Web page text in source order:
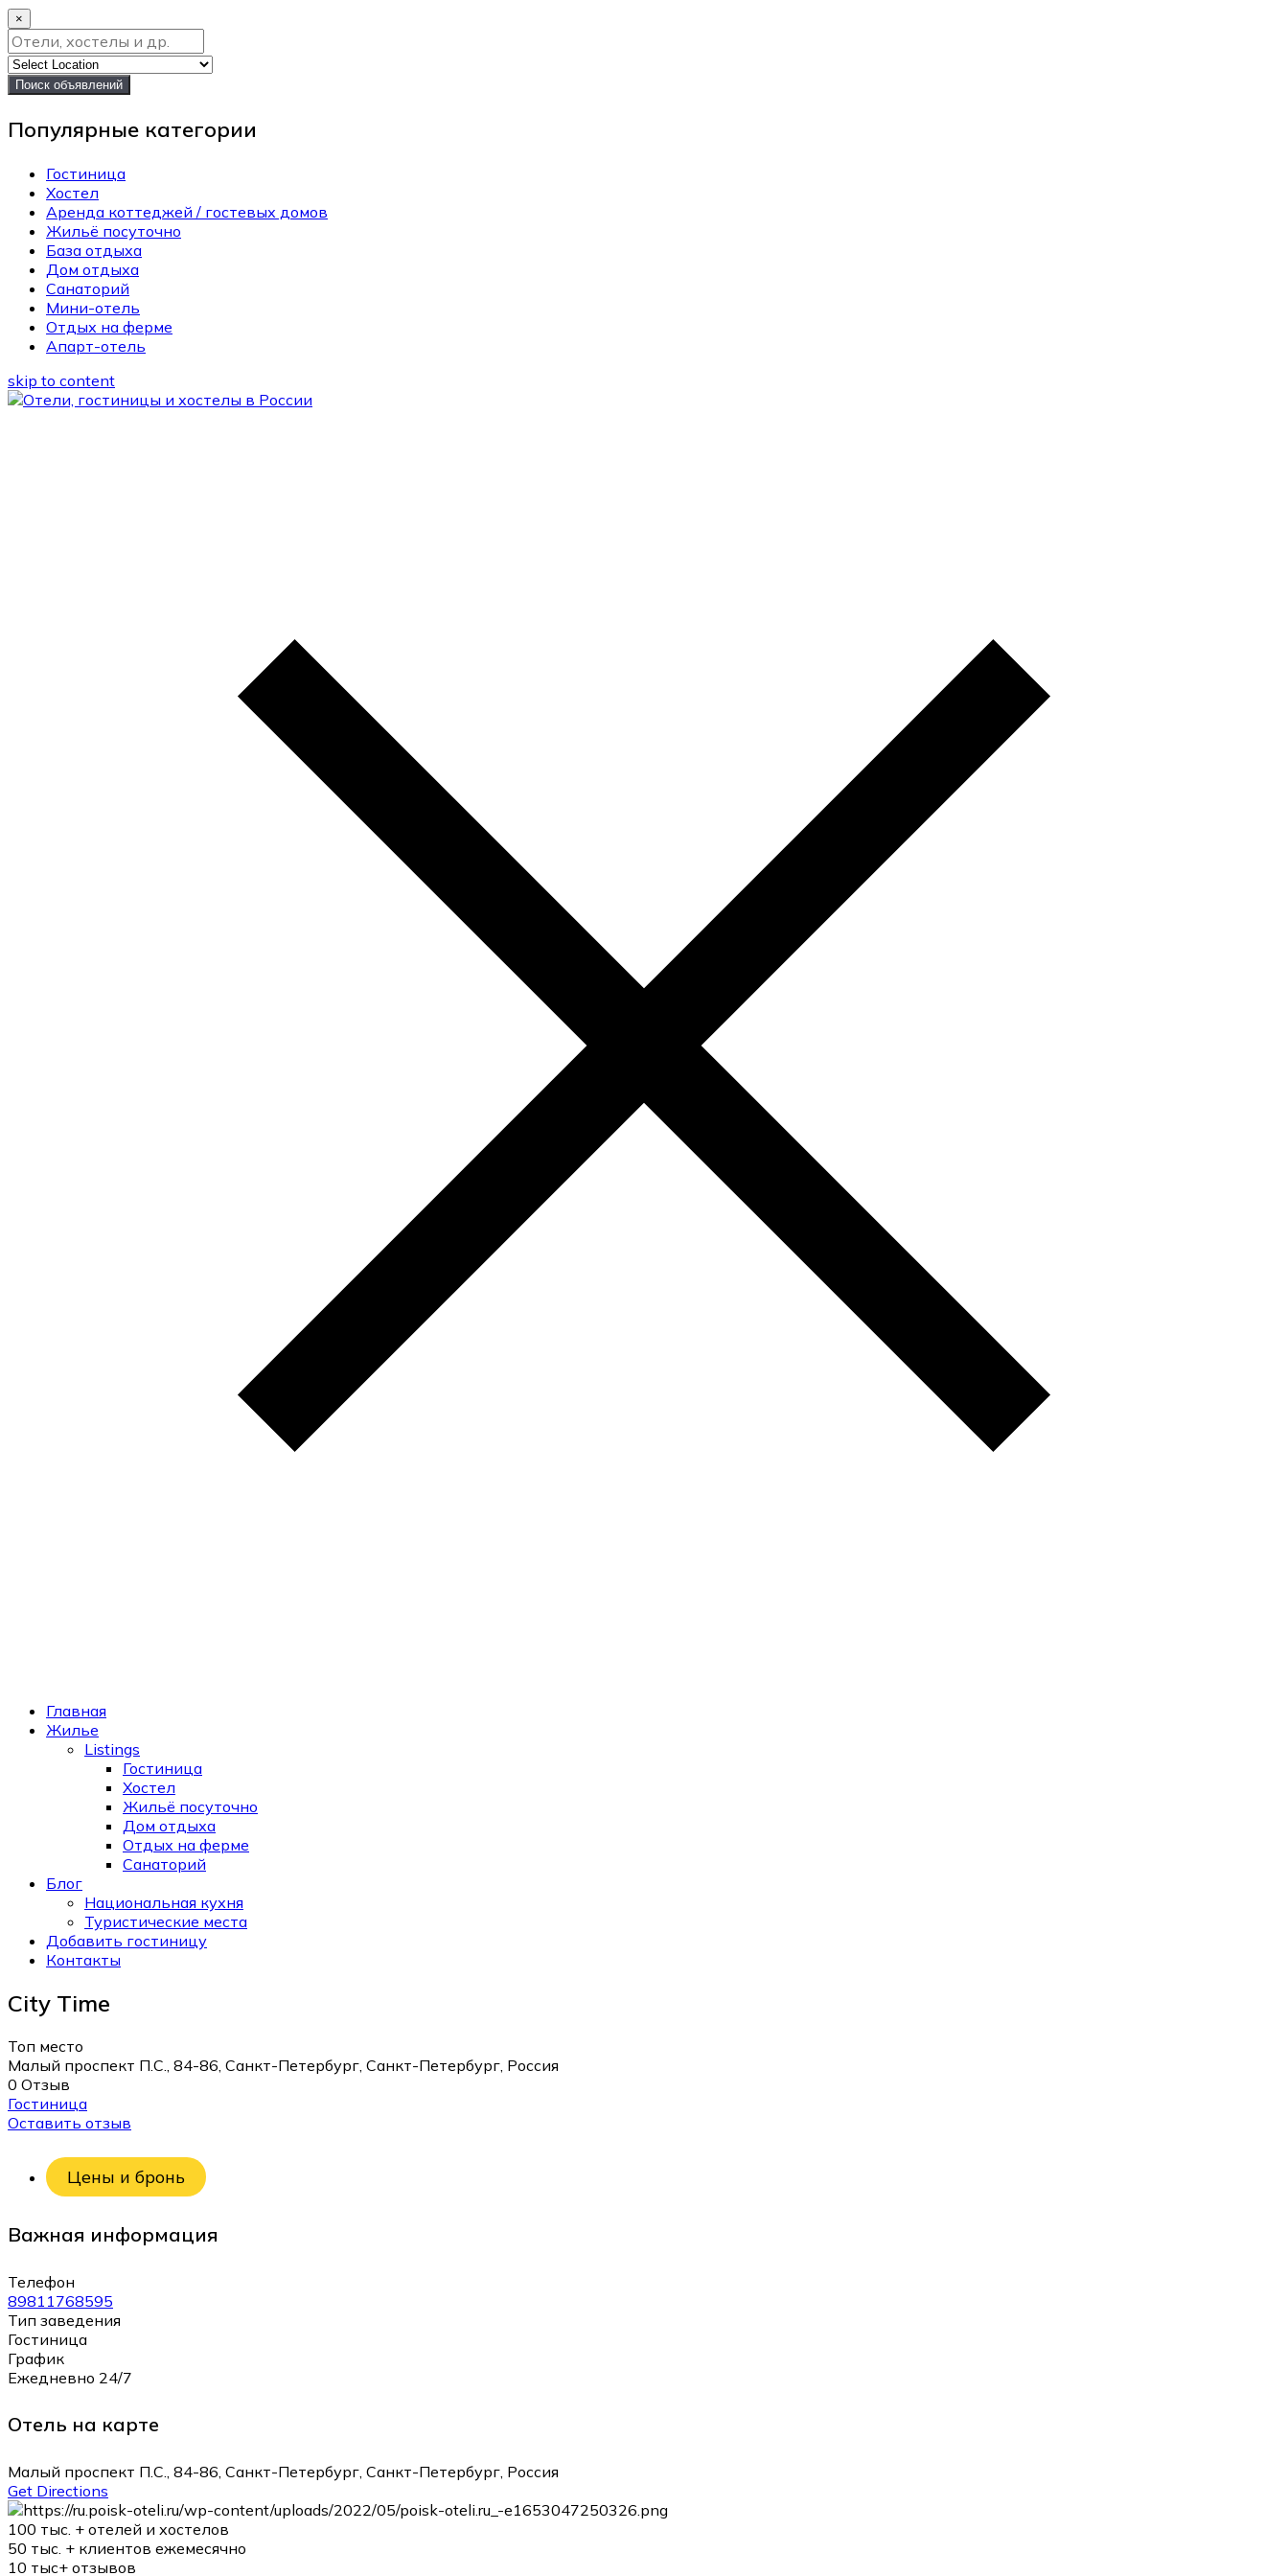
×
Поиск объявлений
Популярные категории
Гостиница
Хостел
Аренда коттеджей / гостевых домов
Жильё посуточно
База отдыха
Дом отдыха
Санаторий
Мини-отель
Отдых на ферме
Апарт-отель
skip to content
Главная
Жилье
Listings
Гостиница
Хостел
Жильё посуточно
Дом отдыха
Отдых на ферме
Санаторий
Блог
Национальная кухня
Туристические места
Добавить гостиницу
Контакты
City Time
Топ место
Малый проспект П.С., 84-86, Санкт-Петербург, Санкт-Петербург, Россия
0 Отзыв
Гостиница
Оставить отзыв
Цены и бронь
Важная информация
Телефон
89811768595
Тип заведения
Гостиница
График
Ежедневно 24/7
Отель на карте
Малый проспект П.С., 84-86, Санкт-Петербург, Санкт-Петербург, Россия
Get Directions
100 тыс. + отелей и хостелов
50 тыс. + клиентов ежемесячно
10 тыс+ отзывов